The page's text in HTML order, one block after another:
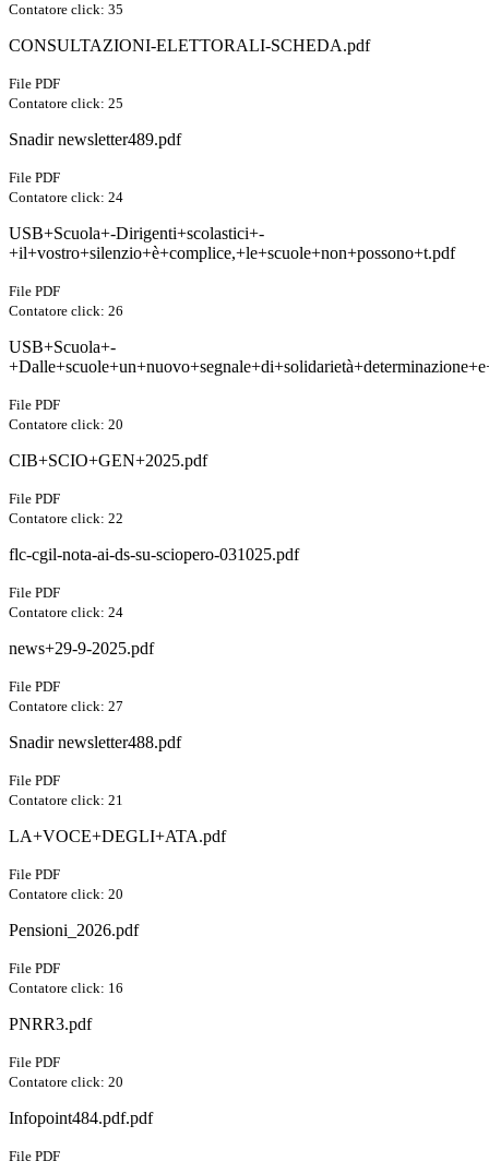
Contatore click: 35
CONSULTAZIONI-ELETTORALI-SCHEDA.pdf
File PDF
Contatore click: 25
Snadir newsletter489.pdf
File PDF
Contatore click: 24
USB+Scuola+-Dirigenti+scolastici+-
+il+vostro+silenzio+è+complice,+le+scuole+non+possono+t.pdf
File PDF
Contatore click: 26
USB+Scuola+-
File PDF
Contatore click: 20
CIB+SCIO+GEN+2025.pdf
File PDF
Contatore click: 22
flc-cgil-nota-ai-ds-su-sciopero-031025.pdf
File PDF
Contatore click: 24
news+29-9-2025.pdf
File PDF
Contatore click: 27
Snadir newsletter488.pdf
File PDF
Contatore click: 21
LA+VOCE+DEGLI+ATA.pdf
File PDF
Contatore click: 20
Pensioni_2026.pdf
File PDF
Contatore click: 16
PNRR3.pdf
File PDF
Contatore click: 20
Infopoint484.pdf.pdf
File PDF